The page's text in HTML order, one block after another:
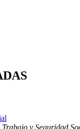
y Seguridad